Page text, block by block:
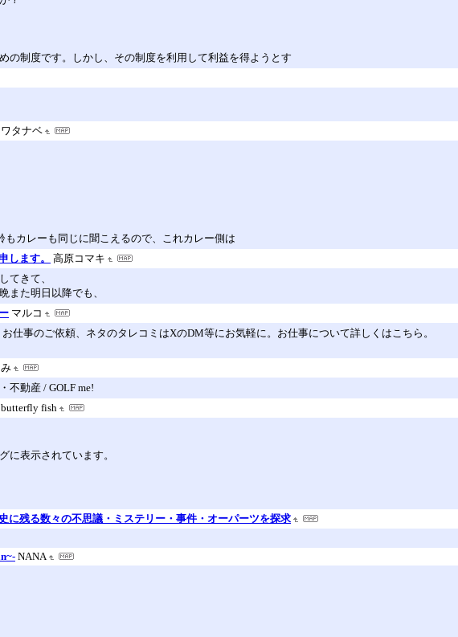
の制度です。しかし、その制度を利用して利益を得ようとす
ワタナベ
カレーも同じに聞こえるので、これカレー側は
します。
高原コマキ
てきて、
また明日以降でも、
マルコ
仕事のご依頼、ネタのタレコミはXのDM等にお気軽に。お仕事について詳しくはこちら。
不動産 / GOLF me!
butterfly fish
に表示されています。
に残る数々の不思議・ミステリー・事件・オーパーツを探求
NANA